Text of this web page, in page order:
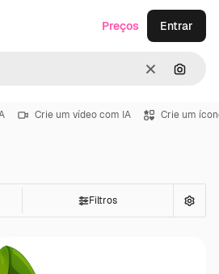
Limpar
Preços Entrar
Crie um vídeo com IA Crie um
Filtros